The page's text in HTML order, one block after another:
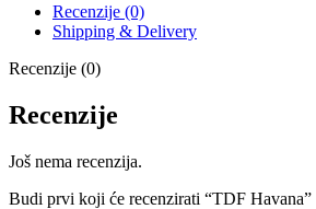
Recenzije (0)
Shipping & Delivery
Recenzije (0)
Recenzije
Još nema recenzija.
Budi prvi koji će recenzirati “TDF Havana”